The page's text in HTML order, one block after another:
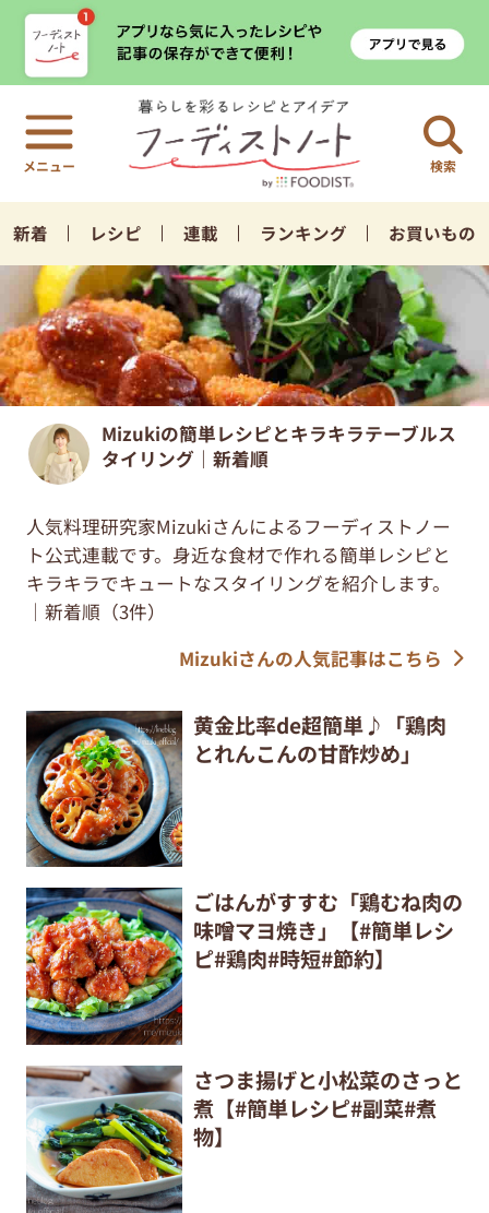
検索
新着 レシピ 連載 ランキング お買いもの
Mizukiの簡単レシピとキラキラテーブルス
タイリング｜新着順
人気料理研究家Mizukiさんによるフーディストノー
ト公式連載です。身近な食材で作れる簡単レシピと
キラキラでキュートなスタイリングを紹介します。
｜新着順（3件）
Mizukiさんの人気記事はこちら
黄金比率de超簡単♪「鶏肉
とれんこんの甘酢炒め」
ごはんがすすむ「鶏むね肉の
味噌マヨ焼き」【#簡単レシ
ピ#鶏肉#時短#節約】
さつま揚げと小松菜のさっと
煮【#簡単レシピ#副菜#煮
物】